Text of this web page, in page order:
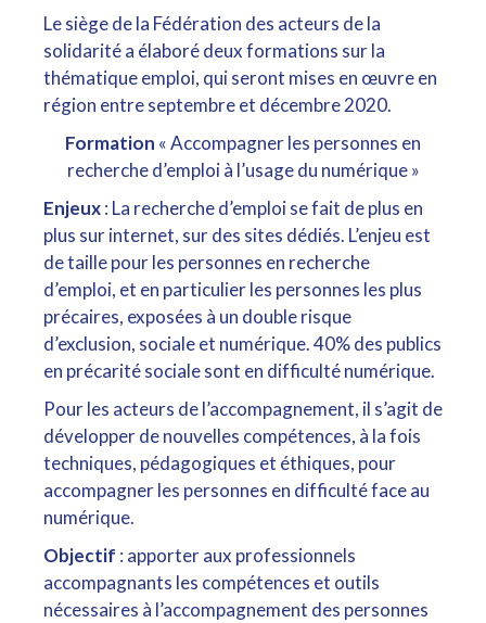
Le siège de la Fédération des acteurs de la
solidarité a élaboré deux formations sur la
thématique emploi, qui seront mises en œuvre en
région entre septembre et décembre 2020.
Formation « Accompagner les personnes en
recherche d’emploi à l’usage du numérique »
Enjeux: La recherche d’emploi se fait de plus en
plus sur internet, sur des sites dédiés. L’enjeu est
de taille pour les personnes en recherche
d’emploi, et en particulier les personnes les plus
précaires, exposées à un double risque
d’exclusion, sociale et numérique. 40% des publics
en précarité sociale sont en difficulté numérique.
Pour les acteurs de l’accompagnement, il s’agit de
développer de nouvelles compétences, à la fois
techniques, pédagogiques et éthiques, pour
accompagner les personnes en difficulté face au
numérique.
Objectif : apporter aux professionnels
accompagnants les compétences et outils
nécessaires à l’accompagnement des personnes